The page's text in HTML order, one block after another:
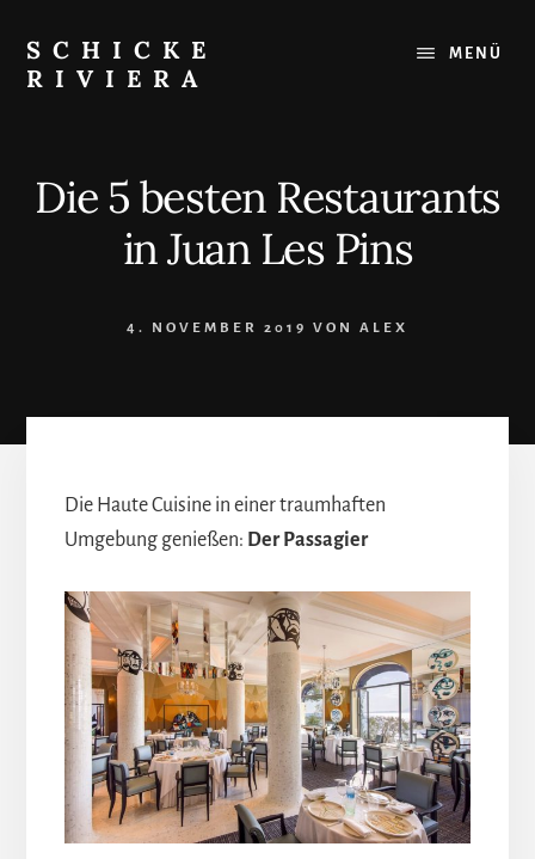
content
SCHICKE
RIVIERA
MENÜ
Die 5 besten Restaurants
in Juan Les Pins
4. NOVEMBER 2019 VON ALEX
Die Haute Cuisine in einer traumhaften
Umgebung genießen: Der Passagier